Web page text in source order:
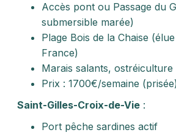
Accès pont ou Passage du
submersible marée)
Plage Bois de la Chaise
France)
Marais salants, ostréiculture
Prix : 1700€/semaine
Saint-Gilles-Croix-de-Vie :
Port pêche sardines actif